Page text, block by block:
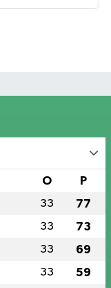
O P
33 77
33 73
33 69
33 59